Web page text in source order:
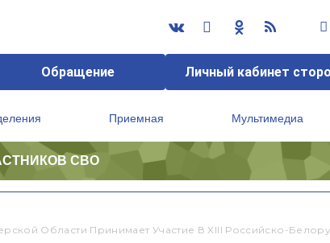
Обращение Личный кабинет
Приемная Мультимедиа
СВО
Области Принимает Участие В XIII Российско-